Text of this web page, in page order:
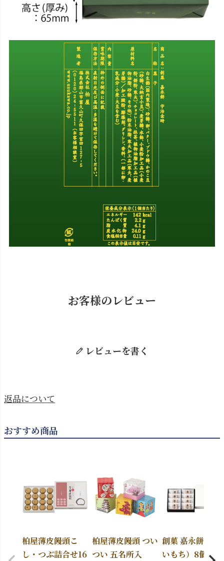
お客様のレビュー
レビューを書く
返品について
おすすめ商品
柏屋薄皮饅頭こ
し・つぶ詰合せ16
柏屋薄皮饅頭 つい
つい 五名所入
創菓 嘉永餅（か
いもち）8個入